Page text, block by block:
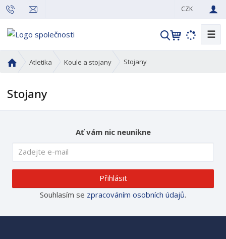
CZK
V
a
☰
v
d
r
a
n
Atletika Koule a stojany Stojany
Stojany
Ať vám nic neunikne
Přihlásit
Souhlasím se zpracováním osobních údajů.